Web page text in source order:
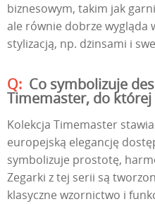
biznesowym, takim jak
ale równie dobrze wygląda
stylizacją, np. dżinsami i
Co symbolizuje
Timemaster, do
Kolekcja Timemaster
europejską elegancję
symbolizuje prostotę,
Zegarki z tej serii są
klasyczne wzornictwo i